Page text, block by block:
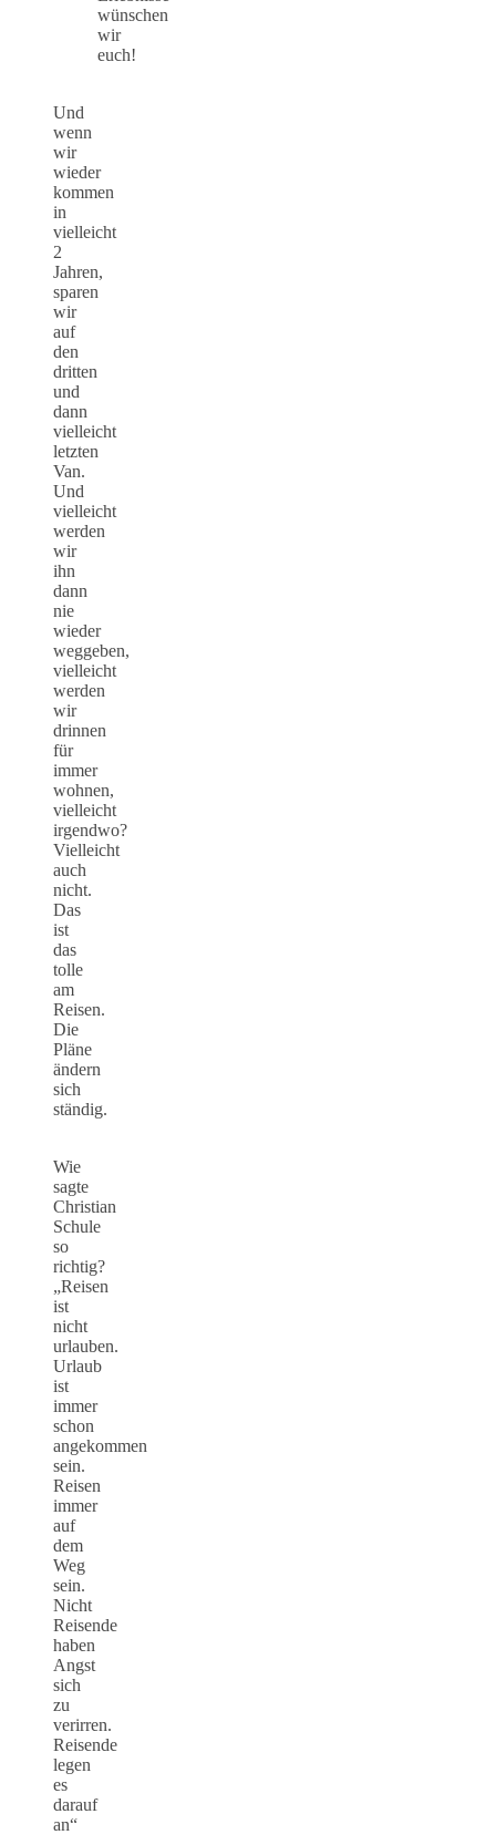
wünschen
wir
euch!
Und
wenn
wir
wieder
kommen
in
vielleicht
2
Jahren,
sparen
wir
auf
den
dritten
und
dann
vielleicht
letzten
Van.
Und
vielleicht
werden
wir
ihn
dann
nie
wieder
weggeben,
vielleicht
werden
wir
drinnen
für
immer
wohnen,
vielleicht
irgendwo?
Vielleicht
auch
nicht.
Das
ist
das
tolle
am
Reisen.
Die
Pläne
ändern
sich
ständig.
Wie
sagte
Christian
Schule
so
richtig?
„Reisen
ist
nicht
urlauben.
Urlaub
ist
immer
schon
angekommen
sein.
Reisen
immer
auf
dem
Weg
sein.
Nicht
Reisende
haben
Angst
sich
zu
verirren.
Reisende
legen
es
darauf
an“